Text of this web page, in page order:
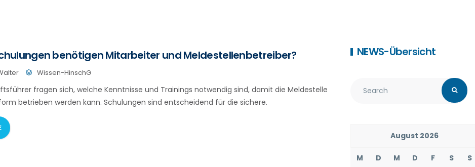
benötigen Mitarbeiter und Meldestellenbetreiber?
Wissen-HinschG
fragen sich, welche Kenntnisse und Trainings notwendig sind, damit die Meldestelle
betrieben werden kann. Schulungen sind entscheidend für die sichere.
NEWS-Übersicht
August 2026
M D M D F S S